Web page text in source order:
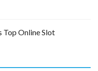
Top Online Slot